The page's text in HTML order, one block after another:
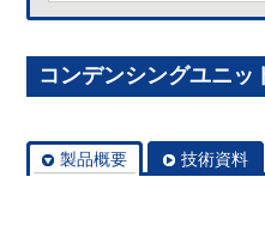
コンデンシングユニ
製品概要 技術資料